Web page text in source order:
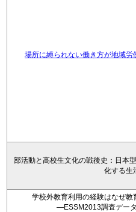
場所に縛られない働き方が地域
部活動と高校生文化の戦後史：日本
化する生
学校外教育利用の経験はなぜ
―ESSM2013調査デー